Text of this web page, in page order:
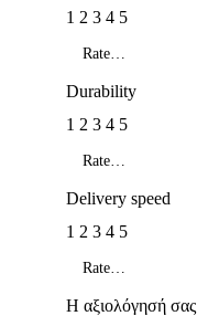
1 2 3 4 5
Durability
1 2 3 4 5
Delivery speed
1 2 3 4 5
Η αξιολόγησή σας